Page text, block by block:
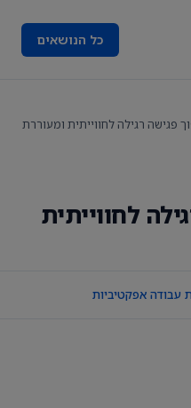
כל הנושאים
פגישה רגילה לחווייתית ומעוררת
לחווייתית
עבודה אפקטיביות